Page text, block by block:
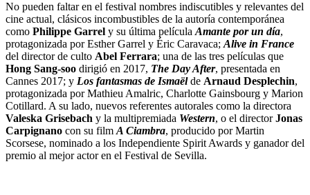
No pueden faltar en el festival nombres indiscutibles y relevantes del
cine actual, clásicos incombustibles de la autoría contemporánea
como Philippe Garrel y su última película Amante por un día,
protagonizada por Esther Garrel y Éric Caravaca; Alive in France
del director de culto Abel Ferrara; una de las tres películas que
Hong Sang-soo dirigió en 2017, The Day After, presentada en
Cannes 2017; y Los fantasmas de Ismaëlde Arnaud Desplechin,
protagonizada por Mathieu Amalric, Charlotte Gainsbourg y Marion
Cotillard. A su lado, nuevos referentes autorales como la directora
Valeska Grisebach y la multipremiada Western, o el directorJonas
Carpignano con su film A Ciambra, producido por Martin
Scorsese, nominado a los Independiente Spirit Awards y ganador del
premio al mejor actor en el Festival de Sevilla.